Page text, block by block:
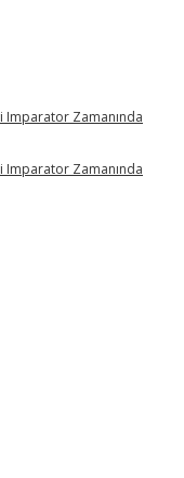
Imparator Zamanında
Imparator Zamanında